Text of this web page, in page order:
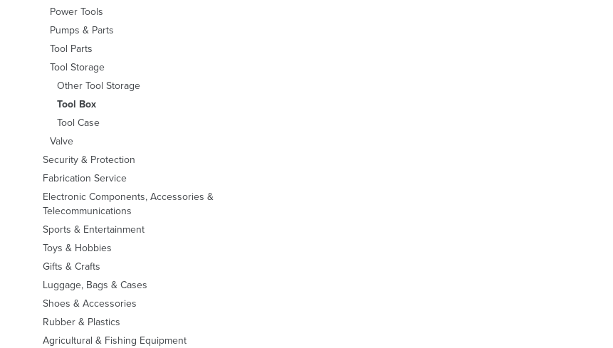
Power Tools
Pumps & Parts
Tool Parts
Tool Storage
Other Tool Storage
Tool Box
Tool Case
Valve
Security & Protection
Fabrication Service
Electronic Components, Accessories &
Telecommunications
Sports & Entertainment
Toys & Hobbies
Gifts & Crafts
Luggage, Bags & Cases
Shoes & Accessories
Rubber & Plastics
Agricultural & Fishing Equipment